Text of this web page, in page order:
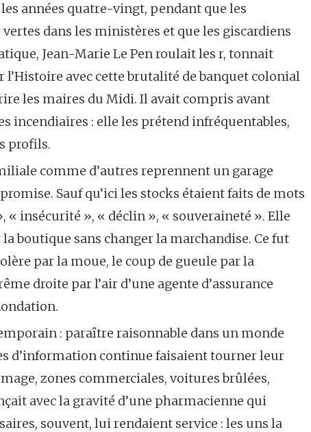
années quatre-vingt, pendant que les
dans les ministères et que les giscardiens
Jean-Marie Le Pen roulait les r, tonnait
avec cette brutalité de banquet colonial
les maires du Midi. Il avait compris avant
incendiaires : elle les prétend infréquentables,
profils.
comme d’autres reprennent un garage
Sauf qu’ici les stocks étaient faits de mots
« insécurité », « déclin », « souveraineté ». Elle
boutique sans changer la marchandise. Ce fut
par la moue, le coup de gueule par la
droite par l’air d’une agente d’assurance
: paraître raisonnable dans un monde
d’information continue faisaient tourner leur
zones commerciales, voitures brûlées,
avec la gravité d’une pharmacienne qui
souvent, lui rendaient service : les uns la